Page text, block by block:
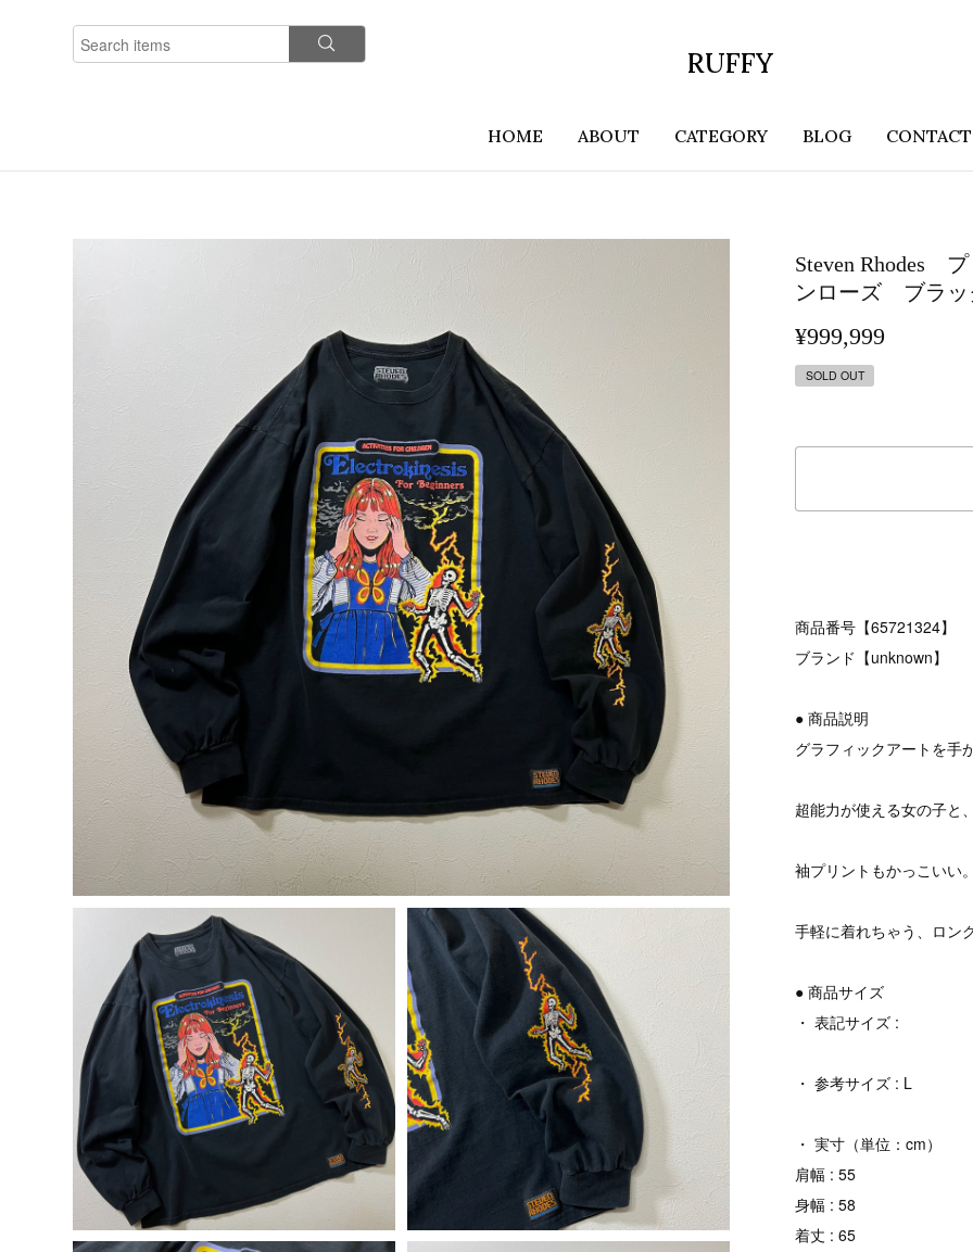
RUFFY
HOME ABOUT CATEGORY BLOG CONTACT
Steven Rhodes
ンローズ ブラッ
¥999,999
SOLD OUT
商品番号【65721324】
ブランド【unknown】
● 商品説明
グラフィックアートを手
超能力が使える女の子と
袖プリントもかっこいい
手軽に着れちゃう、ロン
● 商品サイズ
・ 表記サイズ :
・ 参考サイズ : L
・ 実寸（単位：cm）
肩幅 : 55
身幅 : 58
着丈 : 65